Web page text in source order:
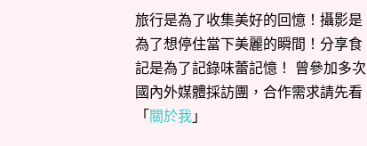
旅行是為了收集美好的回憶！攝影是
為了想停住當下美麗的瞬間！分享食
記是為了記錄味蕾記憶！ 曾參加多次
國內外媒體採訪團，合作需求請先看
「關於我」